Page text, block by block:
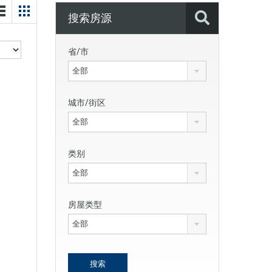
搜索房源
省/市
全部
城市/街区
全部
类别
全部
房屋类型
全部